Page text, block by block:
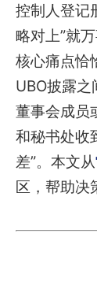
控制人登记
略对上”就
核心痛点
UBO披露之
董事会成员
和秘书处收
差”。本文从
区，帮助决